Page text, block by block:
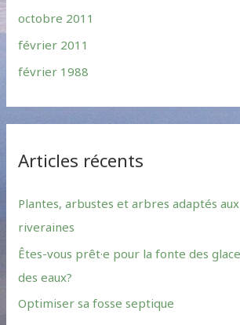
octobre 2011
février 2011
février 1988
Articles récents
Plantes, arbustes et arbres adaptés
riveraines
Êtes-vous prêt·e pour la fonte des
des eaux?
Optimiser sa fosse septique